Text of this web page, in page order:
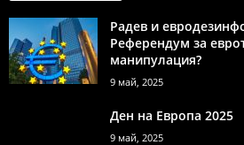
Радев и
Референдум за
манипулация?
9 май, 2025
Ден на Европа 2025
9 май, 2025